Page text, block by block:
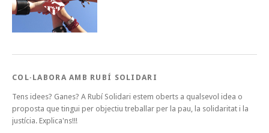
COL·LABORA AMB RUBÍ SOLIDARI
Tens idees? Ganes? A Rubí Solidari estem oberts a qualsevol idea o
proposta que tingui per objectiu treballar per la pau, la solidaritat i la
justícia. Explica'ns!!!